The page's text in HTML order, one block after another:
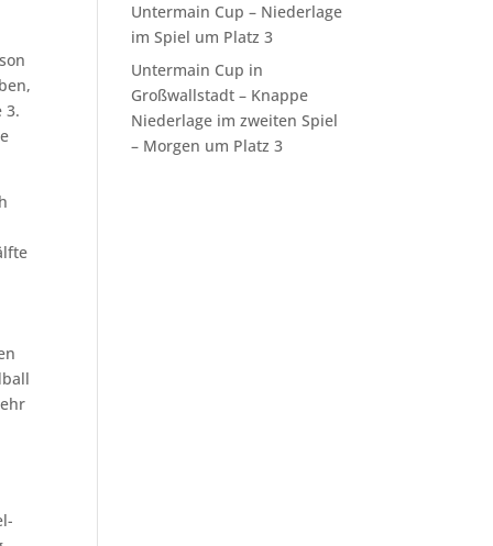
3.
Untermain Cup – Niederlage
im Spiel um Platz 3
Untermain Cup in
Großwallstadt – Knappe
Niederlage im zweiten Spiel
– Morgen um Platz 3